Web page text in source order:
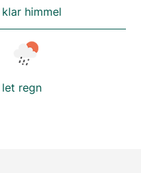
klar himmel
let regn